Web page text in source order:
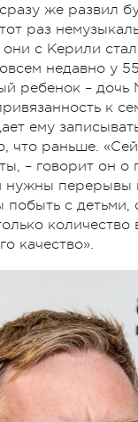
же развил
раз
с Керили
недавно у
ребенок – дочь
к
ему
что раньше.
– говорит он о
нужны перерывы
побыть с детьми,
количество
качество».